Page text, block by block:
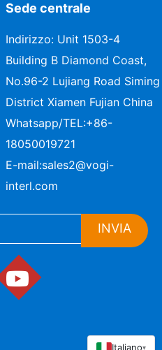
Sede centrale
Indirizzo: Unit 1503-4
Building B Diamond Coast,
No.96-2 Lujiang Road Siming
District Xiamen Fujian China
Whatsapp/TEL:+86-
18050019721
E-mail:sales2@vogi-
interl.com
INVIA
Italiano▾